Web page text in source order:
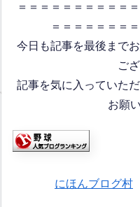
＝＝＝＝＝＝＝＝＝＝
＝＝＝＝＝＝＝
今日も記事を最後まで
ご
記事を気に入っていた
お願
にほんブログ村